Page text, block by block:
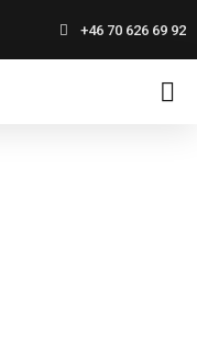
+46 70 626 69 92